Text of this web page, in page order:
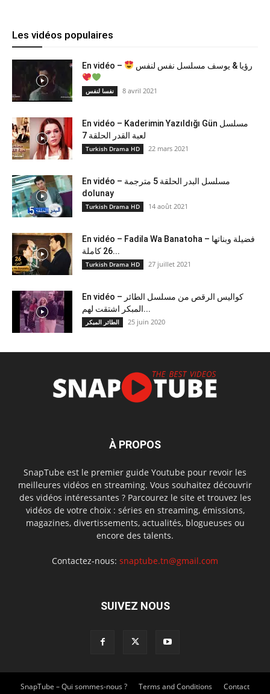
Les vidéos populaires
En vidéo – رؤيا & يوسف مسلسل نفس لنفس
نفسا لنفس 8 avril 2021
En vidéo – Kaderimin Yazıldığı Gün مسلسل
لعبة القدر الحلقة 7
Turkish Drama HD 22 mars 2021
En vidéo – مسلسل البدر الحلقة 5 مترجمة
dolunay
Turkish Drama HD 14 août 2021
En vidéo – Fadila Wa Banatoha – فضيلة وبناتها
26 كاملة...
Turkish Drama HD 27 juillet 2021
En vidéo – كواليس الرقص من مسلسل الطائر
المبكر اشتقت لهم...
الطائر المبكر 25 juin 2020
À PROPOS
SnapTube est le premier guide Youtube pour revoir les
meilleures vidéos en streaming. Vous souhaitez découvrir
des vidéos intéressantes ? Parcourez le site et trouvez les
vidéos de votre choix : séries en streaming, émissions,
magazines, divertissements, actualités, blogueuses ou
encore des talents.
Contactez-nous: snaptube.tn@gmail.com
SUIVEZ NOUS
SnapTube – Qui sommes-nous ? Terms and Conditions Contact